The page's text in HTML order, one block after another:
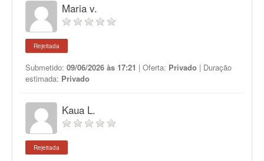
Maria v.
Rejeitada
Submetido: 09/06/2026 às 17:21 | Oferta: Privado | Duração
estimada: Privado
Kaua L.
Rejeitada